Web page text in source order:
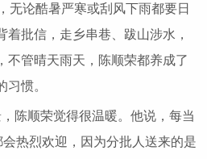
无论酷暑严寒或刮风下雨都要日
着批信，走乡串巷、跋山涉水，
不管晴天雨天，陈顺荣都养成了
惯。
陈顺荣觉得很温暖。他说，每当
会热烈欢迎，因为分批人送来的是